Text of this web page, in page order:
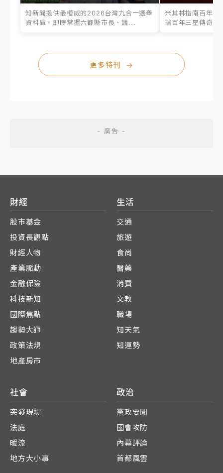
知新聞提供最權威的2026台灣九合一選舉
資料庫。即時掌握六都縣市長、議...
米其林指南百年之
瑞百年三星傳奇、
更多特刊 →
財經
股市基金
投資長觀點
財經人物
產業脈動
金融保險
科技新知
國際焦點
趨勢大師
政策法規
地產房市
生活
交通
旅遊
食尚
醫藥
消費
文教
職場
知天氣
知運勢
社會
突發現場
法庭
暖流
地方大小事
政治
黨政要聞
國會攻防
內幕評論
首都風雲